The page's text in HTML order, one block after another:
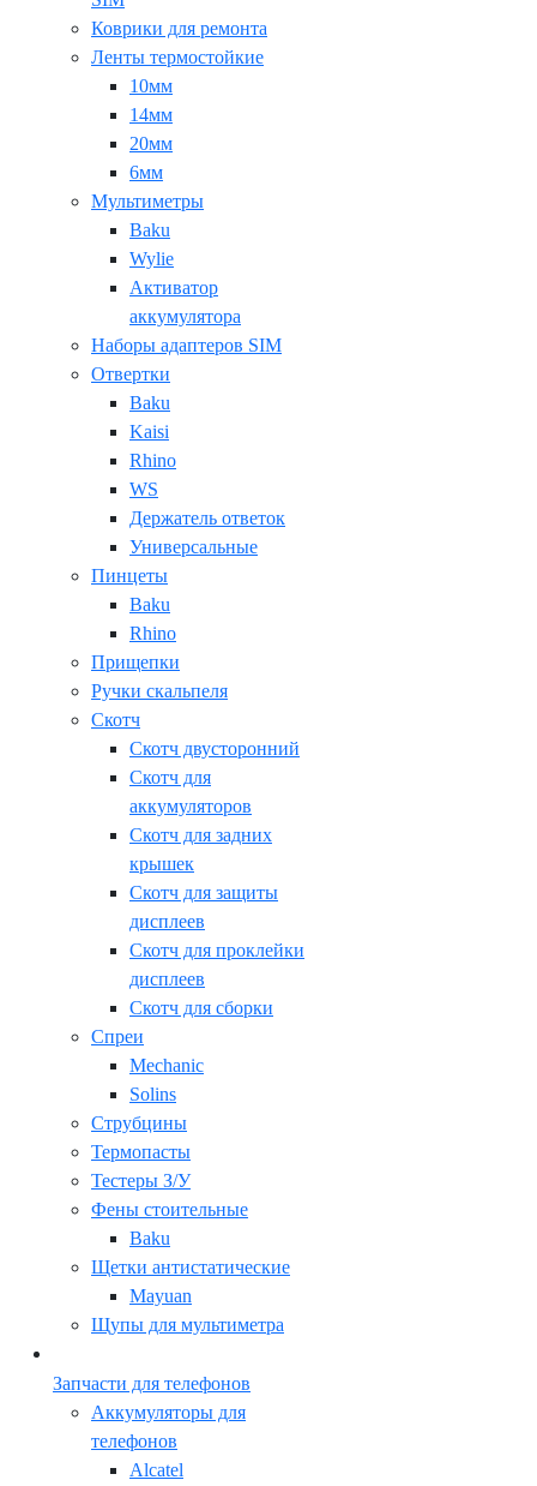
Коврики для ремонта
Ленты термостойкие
10мм
14мм
20мм
6мм
Мультиметры
Baku
Wylie
Активатор
аккумулятора
Наборы адаптеров SIM
Отвертки
Baku
Kaisi
Rhino
WS
Держатель ответок
Универсальные
Пинцеты
Baku
Rhino
Прищепки
Ручки скальпеля
Скотч
Скотч двусторонний
Скотч для
аккумуляторов
Скотч для задних
крышек
Скотч для защиты
дисплеев
Скотч для проклейки
дисплеев
Скотч для сборки
Спреи
Mechanic
Solins
Струбцины
Термопасты
Тестеры З/У
Фены стоительные
Baku
Щетки антистатические
Mayuan
Щупы для мультиметра
Запчасти для телефонов
Аккумуляторы для
телефонов
Alcatel